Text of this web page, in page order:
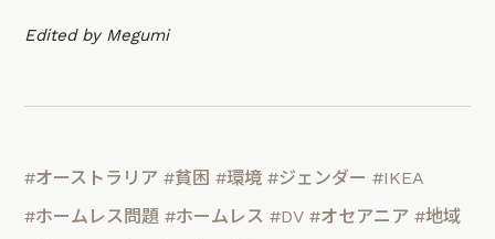
Edited by Megumi
#オーストラリア #貧困 #環境 #ジェンダー #IKEA
#ホームレス問題 #ホームレス #DV #オセアニア #地域